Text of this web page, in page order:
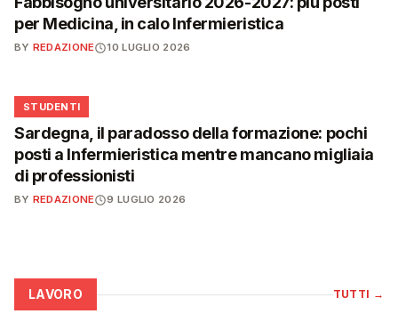
per Medicina, in calo Infermieristica
BY REDAZIONE 10 LUGLIO 2026
🎓
STUDENTI
Sardegna, il paradosso della formazione: pochi
posti a Infermieristica mentre mancano migliaia
di professionisti
BY REDAZIONE 9 LUGLIO 2026
LAVORO TUTTI →